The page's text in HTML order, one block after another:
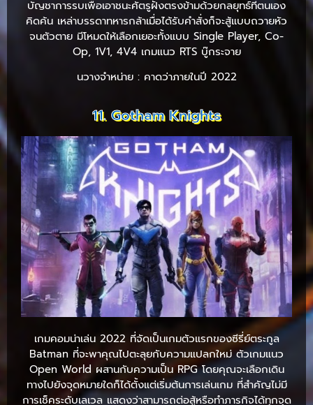
บัญชาการรบเพื่อเอาชนะศัตรูฝั่งตรงข้ามด้วยกลยุทธ์ที่ตนเอง
คิดค้น เหล่าบรรดาทหารกล้าเมื่อได้รับคำสั่งก็จะสู้แบบถวายหัว
จนตัวตาย มีโหมดให้เลือกเยอะทั้งแบบ Single Player, Co-
Op, 1V1, 4V4 เกมแนว RTS บู๊กระจาย
นวางจำหน่าย : คาดว่าภายในปี 2022
11. Gotham Knights
เกมคอมน่าเล่น 2022 ที่จัดเป็นเกมตัวแรกของซีรี่ย์ตระกูล
Batman ที่จะพาคุณไปตะลุยกับความแปลกใหม่ ตัวเกมแนว
Open World ผสานกับความเป็น RPG โดยคุณจะเลือกเดิน
ทางไปยังจุดหมายใดก็ได้ตั้งแต่เริ่มต้นการเล่นเกม ที่สำคัญไม่มี
การเช็คระดับเลเวล แสดงว่าสามารถต่อสู้หรือทำภารกิจได้ทุกจุด